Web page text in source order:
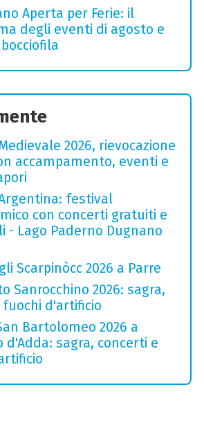
Aperta per Ferie: il
degli eventi di agosto e
2026, rievocazione
accampamento, eventi e
festival
con concerti gratuiti e
- Lago Paderno Dugnano
Scarpinòcc 2026 a Parre
Sanrocchino 2026: sagra,
fuochi d'artificio
Bartolomeo 2026 a
d'Adda: sagra, concerti e